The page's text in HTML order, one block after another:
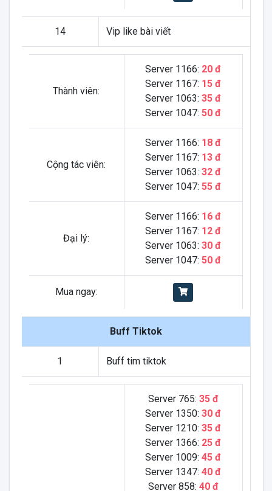
14 Vip like bài viết
Thành viên:
Server 1166: 20 đ
Server 1167: 15 đ
Server 1063: 35 đ
Server 1047: 50 đ
Cộng tác viên:
Server 1166: 18 đ
Server 1167: 13 đ
Server 1063: 32 đ
Server 1047: 55 đ
Đại lý:
Server 1166: 16 đ
Server 1167: 12 đ
Server 1063: 30 đ
Server 1047: 50 đ
Mua ngay:
Buff Tiktok
1 Buff tim tiktok
Server 765: 35 đ
Server 1350: 30 đ
Server 1210: 35 đ
Server 1366: 25 đ
Server 1009: 45 đ
Server 1347: 40 đ
Server 858: 40 đ